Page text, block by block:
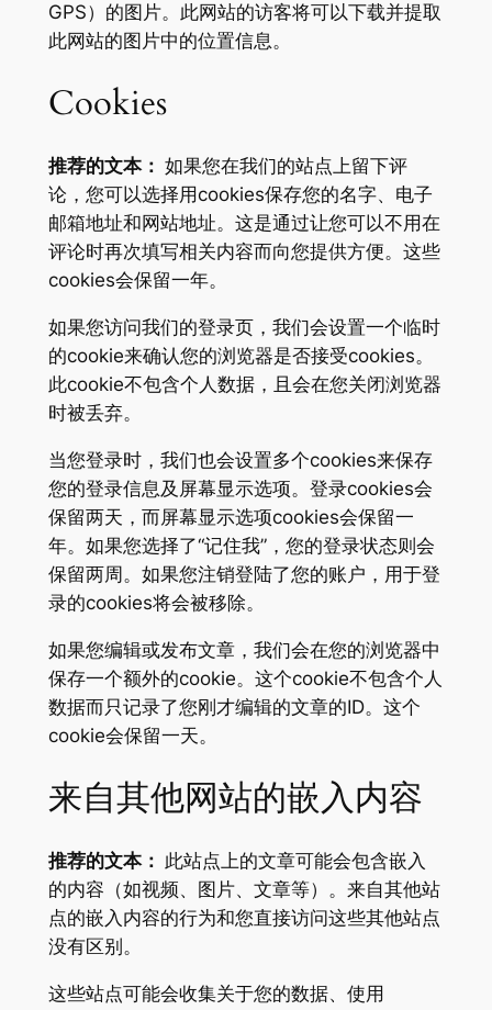
GPS）的图片。此网站的访客将可以下载并提取
此网站的图片中的位置信息。
Cookies
推荐的文本： 如果您在我们的站点上留下评
论，您可以选择用cookies保存您的名字、电子
邮箱地址和网站地址。这是通过让您可以不用在
评论时再次填写相关内容而向您提供方便。这些
cookies会保留一年。
如果您访问我们的登录页，我们会设置一个临时
的cookie来确认您的浏览器是否接受cookies。
此cookie不包含个人数据，且会在您关闭浏览器
时被丢弃。
当您登录时，我们也会设置多个cookies来保存
您的登录信息及屏幕显示选项。登录cookies会
保留两天，而屏幕显示选项cookies会保留一
年。如果您选择了“记住我”，您的登录状态则会
保留两周。如果您注销登陆了您的账户，用于登
录的cookies将会被移除。
如果您编辑或发布文章，我们会在您的浏览器中
保存一个额外的cookie。这个cookie不包含个人
数据而只记录了您刚才编辑的文章的ID。这个
cookie会保留一天。
来自其他网站的嵌入内容
推荐的文本： 此站点上的文章可能会包含嵌入
的内容（如视频、图片、文章等）。来自其他站
点的嵌入内容的行为和您直接访问这些其他站点
没有区别。
这些站点可能会收集关于您的数据、使用